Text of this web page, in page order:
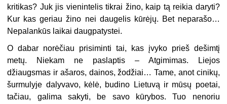
kritikas? Juk jis vienintelis tikrai žino, kaip tą reikia daryti?
Kur kas geriau žino nei daugelis kūrėjų. Bet neparašo…
Nepalankūs laikai daugpatystei.
O dabar norėčiau prisiminti tai, kas įvyko prieš dešimtį
metų. Niekam ne paslaptis – Atgimimas. Liejos
džiaugsmas ir ašaros, dainos, žodžiai… Tame, anot cinikų,
šurmulyje dalyvavo, kėlė, budino Lietuvą ir mūsų poetai,
tačiau, galima sakyti, be savo kūrybos. Tuo nenoriu